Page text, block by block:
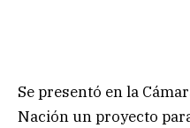
Se presentó en la
Nación un proyecto